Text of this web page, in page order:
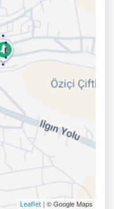
Leaflet | © Google Maps